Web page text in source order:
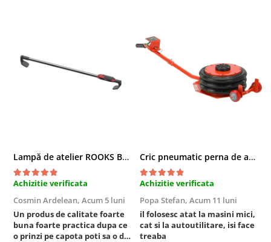
Capre Auto
Cricuri Hidraulice
Masini de dejantat roti
Masini de echilibrat roti
Piese de schimb
Scule Vulcanizare
Truse de scule si accesorii
Truse de scule
Lampă de atelier ROOKS B2 HYBRID pentru capotă, 2000 lumeni, 5000 mAh
Achizitie verificata
Cosmin Ardelean, Acum 5 luni
Un produs de calitate foarte
buna foarte practica dupa ce
o prinzi pe capota poti sa o dai
Cric pneumatic perna de aer cu inaltator 6T
Achizitie verificata
Popa Stefan, Acum 11 luni
il folosesc atat la masini mici,
cat si la autoutilitare, isi face
treaba